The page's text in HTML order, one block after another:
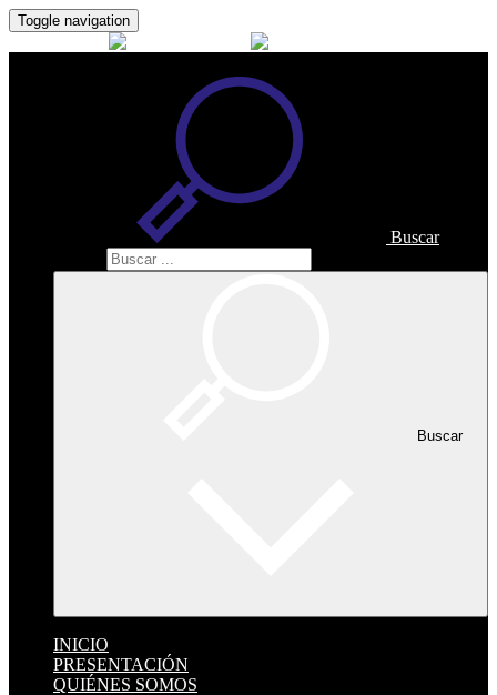
Toggle navigation
Buscar
Buscar
INICIO
PRESENTACIÓN
QUIÉNES SOMOS